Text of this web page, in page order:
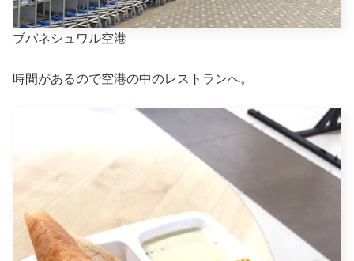
ブバネシュワル空港
時間があるので空港の中のレストランへ。